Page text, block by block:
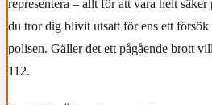
representera – allt för att vara helt
du tror dig blivit utsatt för ens ett
polisen. Gäller det ett pågående brott
112.